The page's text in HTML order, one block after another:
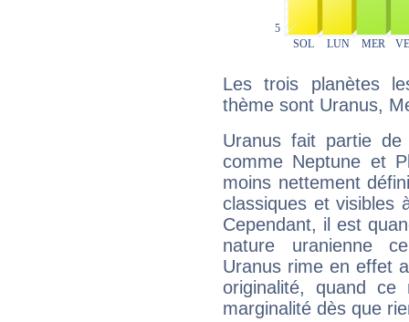
Les trois planètes
thème sont Uranus,
Uranus fait partie
comme Neptune et
moins nettement
classiques et visibles
Cependant, il est
nature uranienne
Uranus rime en effet
originalité, quand ce
marginalité dès que